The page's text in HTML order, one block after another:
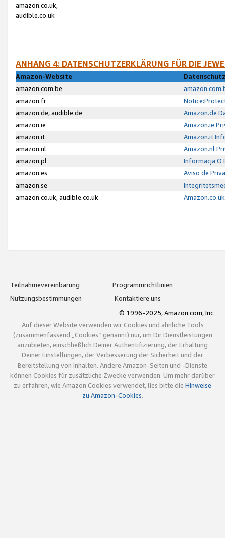
amazon.co.uk,
audible.co.uk
ANHANG 4: DATENSCHUTZERKLÄRUNG FÜR DIE
Amazon-Website
amazon.com.be
amazon.fr
amazon.de, audible.de
Amazon.de
amazon.ie
Amazon.ie
amazon.it
Amazon.it
amazon.nl
Amazon.nl
amazon.pl
Informacja O
amazon.es
Aviso de
amazon.se
amazon.co.uk, audible.co.uk
Teilnahmevereinbarung
Programmrichtlinien
Nutzungsbestimmungen
Kontaktiere uns
© 1996-2025, Amazon.com, Inc.
Auf dieser Website verwenden wir Cookies und ähnliche Tools
(zusammenfassend „Cookies“ genannt) nur, um Dir Dienstleistungen
anzubieten, einschließlich Deiner Authentifizierung, der Erhaltung
Deiner Einstellungen, der Verbesserung der Sicherheit und der
Bereitstellung von Inhalten. Andere Amazon-Seiten und -Dienste
können Cookies für zusätzliche Zwecke verwenden. Um mehr darüber
zu erfahren, wie Amazon Cookies verwendet, lies bitte die Hinweise
zu Amazon-Cookies.